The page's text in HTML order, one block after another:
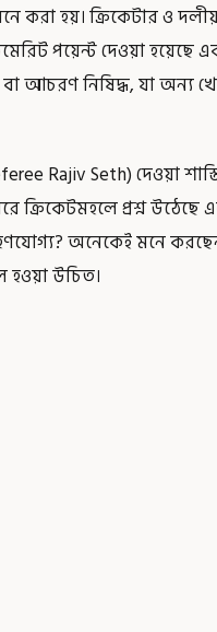
হয়। ক্রিকেটার ও
পয়েন্ট দেওয়া হয়েছে
আচরণ নিষিদ্ধ, যা অন্য
Rajiv Seth) দেওয়া
ক্রিকেটমহলে প্রশ্ন
অনেকেই মনে
হওয়া উচিত।